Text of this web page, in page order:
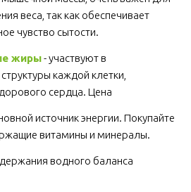
веса, так как обеспечивает
чувство сытости.
жиры - участвуют в
каждой клетки,
сердца. Цена
источник энергии. Покупайте
витамины и минералы.
водного баланса